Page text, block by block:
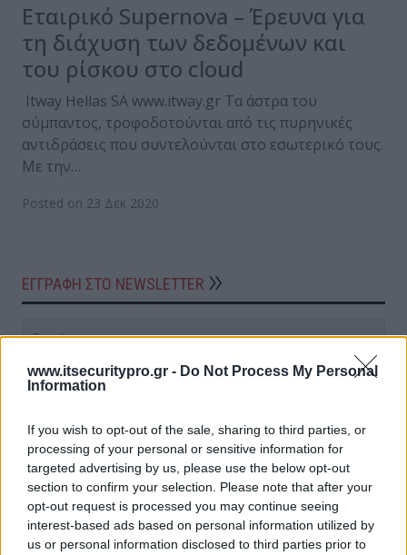
www.itsecuritypro.gr - Do Not Process My Personal
Information
If you wish to opt-out of the sale, sharing to third parties, or
processing of your personal or sensitive information for
targeted advertising by us, please use the below opt-out
section to confirm your selection. Please note that after your
opt-out request is processed you may continue seeing
interest-based ads based on personal information utilized by
us or personal information disclosed to third parties prior to
Εταιρικό Supernova – Έρευνα για
τη διάχυση των δεδομένων και
του ρίσκου στο cloud
Itway Hellas SA www.itway.gr Τα άστρα του
σύμπαντος, τροφοδοτούνται από τις πυρηνικές
αντιδράσεις που συντελούνται στο εσωτερικό τους.
Με την…
Posted on 23 Δεκ 2020
ΕΓΓΡΑΦΗ ΣΤΟ NEWSLETTER
ΤΕΛΕΥΤΑΙΟ ΤΕΥΧΟΣ